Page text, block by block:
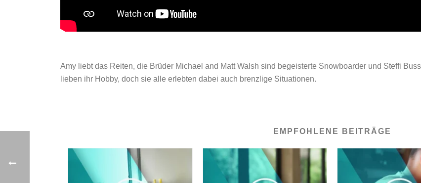
Amy liebt das Reiten, die Brüder Michael and Matt Walsh sind begeisterte Snowboarder und Steffi
lieben ihr Hobby, doch sie alle erlebten dabei auch brenzlige Situationen.
EMPFOHLENE BEITRÄGE